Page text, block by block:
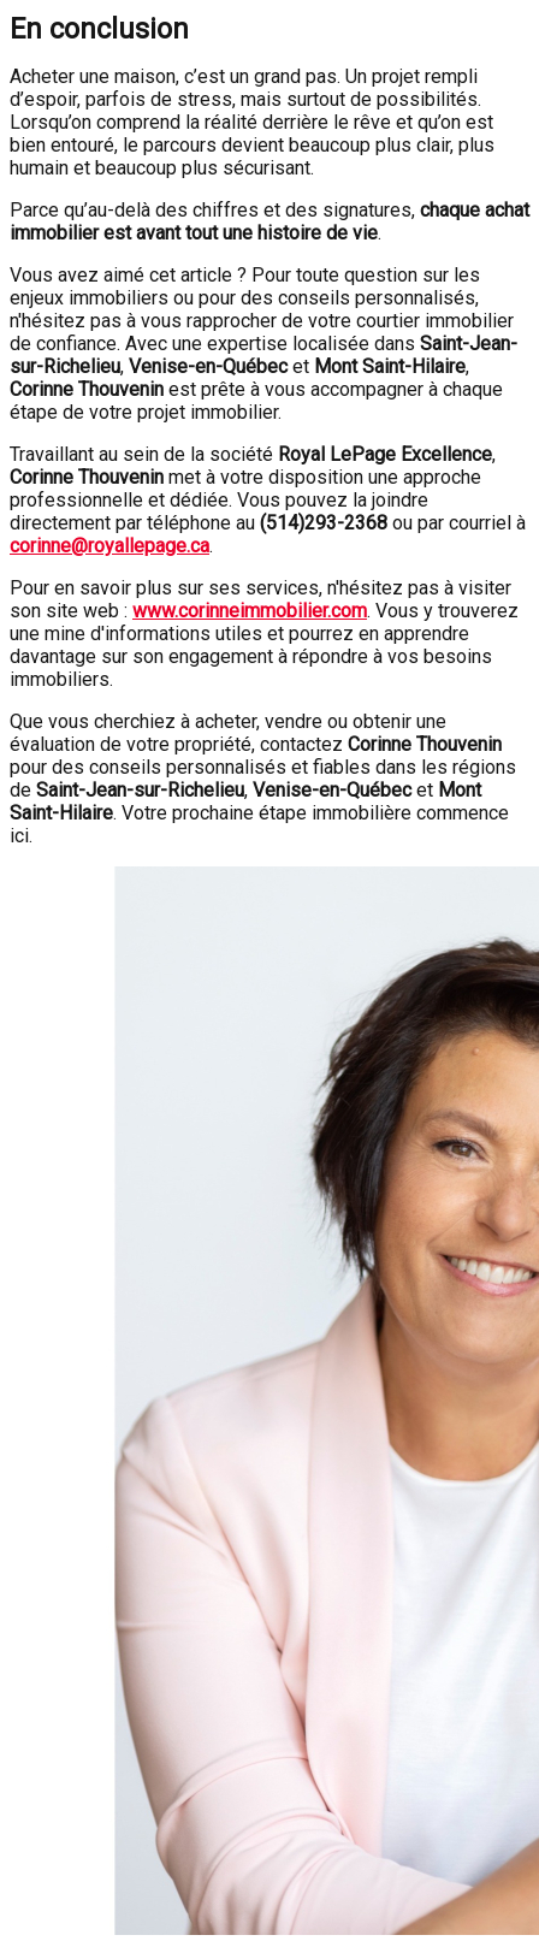
En conclusion
Acheter une maison, c’est un grand pas. Un projet rempli
d’espoir, parfois de stress, mais surtout de possibilités.
Lorsqu’on comprend la réalité derrière le rêve et qu’on est
bien entouré, le parcours devient beaucoup plus clair, plus
humain et beaucoup plus sécurisant.
Parce qu’au-delà des chiffres et des signatures, chaque achat
immobilier est avant tout une histoire de vie.
Vous avez aimé cet article ? Pour toute question sur les
enjeux immobiliers ou pour des conseils personnalisés,
n'hésitez pas à vous rapprocher de votre courtier immobilier
de confiance. Avec une expertise localisée dans Saint-Jean-
sur-Richelieu, Venise-en-Québecet Mont Saint-Hilaire,
Corinne Thouvenin est prête à vous accompagner à chaque
étape de votre projet immobilier.
Travaillant au sein de la société Royal LePage Excellence,
Corinne Thouvenin met à votre disposition une approche
professionnelle et dédiée. Vous pouvez la joindre
directement par téléphone au (514)293-2368 ou par courriel à
corinne@royallepage.ca.
Pour en savoir plus sur ses services, n'hésitez pas à visiter
son site web : www.corinneimmobilier.com. Vous y trouverez
une mine d'informations utiles et pourrez en apprendre
davantage sur son engagement à répondre à vos besoins
immobiliers.
Que vous cherchiez à acheter, vendre ou obtenir une
évaluation de votre propriété, contactez Corinne Thouvenin
pour des conseils personnalisés et fiables dans les régions
de Saint-Jean-sur-Richelieu, Venise-en-Québecet Mont
Saint-Hilaire. Votre prochaine étape immobilière commence
ici.